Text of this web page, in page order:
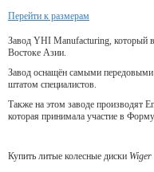
Перейти к размерам
Завод YHI Manufacturing, который
Востоке Азии.
Завод оснащён самыми
штатом специалистов.
Также на этом заводе производят
которая принимала участие в
Купить литые колесные диски Wiger